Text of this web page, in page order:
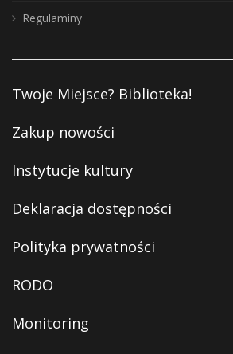
Regulaminy
Twoje Miejsce? Biblioteka!
Zakup nowości
Instytucje kultury
Deklaracja dostępności
Polityka prywatności
RODO
Monitoring